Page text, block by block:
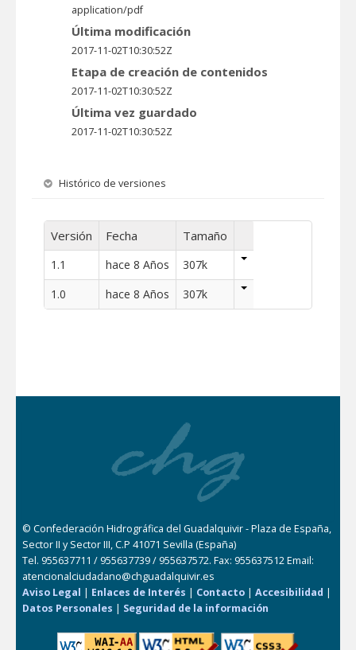
application/pdf
Última modificación
2017-11-02T10:30:52Z
Etapa de creación de contenidos
2017-11-02T10:30:52Z
Última vez guardado
2017-11-02T10:30:52Z
Histórico de versiones
Versión Fecha Tamaño
1.1 hace 8 Años
307k
1.0
hace 8 Años 307k
© Confederación Hidrográfica del Guadalquivir - Plaza de España,
Sector II y Sector III, C.P 41071 Sevilla (España)
Tel. 955637711 / 955637739 / 955637572. Fax: 955637512 Email:
atencionalciudadano@chguadalquivir.es
Aviso Legal | Enlaces de Interés | Contacto |Accesibilidad |
Datos Personales | Seguridad de la información